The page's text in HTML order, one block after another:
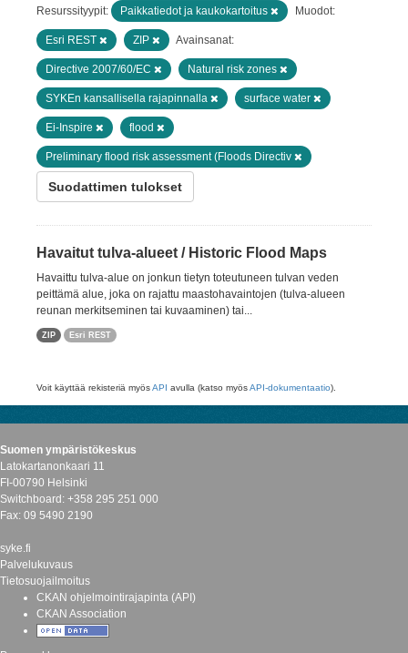
Resurssityypit: Paikkatiedot ja kaukokartoitus Muodot:
Esri REST ZIP Avainsanat:
Directive 2007/60/EC Natural risk zones
SYKEn kansallisella rajapinnalla surface water
Ei-Inspire flood
Preliminary flood risk assessment (Floods Directiv
Suodattimen tulokset
Havaitut tulva-alueet / Historic Flood Maps
Havaittu tulva-alue on jonkun tietyn toteutuneen tulvan veden
peittämä alue, joka on rajattu maastohavaintojen (tulva-alueen
reunan merkitseminen tai kuvaaminen) tai...
ZIP Esri REST
Voit käyttää rekisteriä myösAPI avulla (katso myösAPI-dokumentaatio).
Suomen ympäristökeskus
Latokartanonkaari 11
FI-00790 Helsinki
Switchboard: +358 295 251 000
Fax: 09 5490 2190
syke.fi
Palvelukuvaus
Tietosuojailmoitus
CKAN ohjelmointirajapinta (API)
CKAN Association